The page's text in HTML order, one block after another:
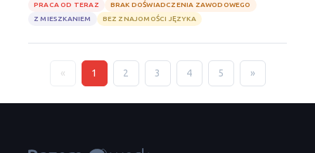
PRACA OD TERAZ
BRAK DOŚWIADCZENIA ZAWODOWEGO
Z MIESZKANIEM
BEZ ZNAJOMOŚCI JĘZYKA
« 1 2 3 4 5 »